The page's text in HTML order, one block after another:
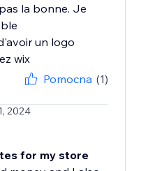
la bonne. Je
un logo
wix
Pomocna (1)
2024
for my store